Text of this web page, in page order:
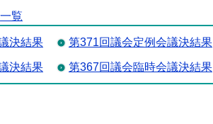
覧
決結果 第371回議会定例会議決結果
決結果 第367回議会臨時会議決結果